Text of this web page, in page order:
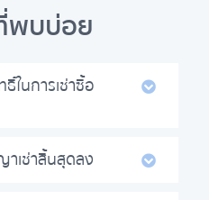
พบบ่อย
ในการเช่าซื้อ
เช่าสิ้นสุดลง